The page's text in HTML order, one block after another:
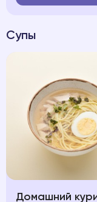
Супы
Домашний